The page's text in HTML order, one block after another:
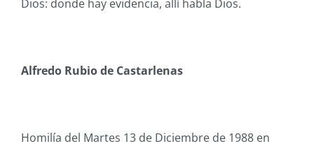
Dios: donde hay evidencia, allí habla Dios.
Alfredo Rubio de Castarlenas
Homilía del Martes 13 de Diciembre de 1988 en